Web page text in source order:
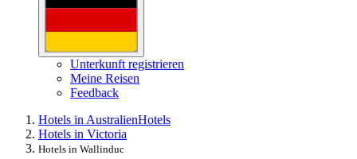
Unterkunft registrieren
Meine Reisen
Feedback
Hotels in AustralienHotels
Hotels in Victoria
Hotels in Wallinduc